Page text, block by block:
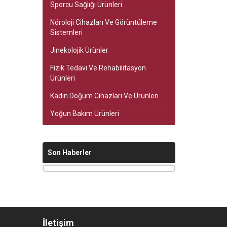
Sporcu Sağlığı Ürünleri
Nöroloji Cihazları Ve Görüntüleme
Sistemleri
Jinekolojik Ürünler
Fizik Tedavi Ve Rehabilitasyon
Ürünleri
Kadın Doğum Cihazları Ve Ürünleri
Yoğun Bakım Ürünleri
Son Haberler
İletişim